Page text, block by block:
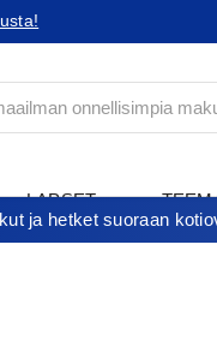
LAPSET
ja hetket suoraan